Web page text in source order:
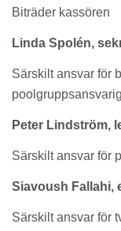
Biträder kassören
Linda Spolén,
Särskilt ansvar för
poolgruppsansvarig
Peter Lindström,
Särskilt ansvar för
Siavoush Fallahi,
Särskilt ansvar för